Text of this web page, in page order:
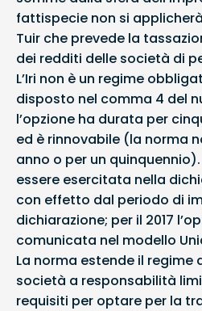
fattispecie non si
Tuir che prevede la
dei redditi delle società di
L’Iri non è un regime
disposto nel comma 4 del
l’opzione ha durata per
ed è rinnovabile (la norma
anno o per un quinquennio).
essere esercitata nella
con effetto dal periodo di
dichiarazione; per il 2017
comunicata nel modello
La norma estende il regime
società a responsabilità
requisiti per optare per la